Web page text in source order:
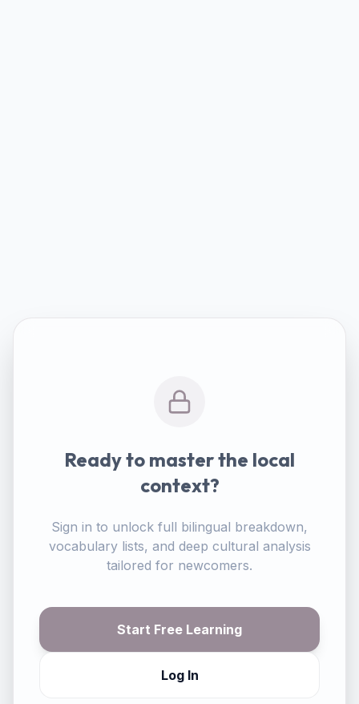
Ready to master the local
context?
Sign in to unlock full bilingual breakdown,
vocabulary lists, and deep cultural analysis
tailored for newcomers.
Start Free Learning
Log In